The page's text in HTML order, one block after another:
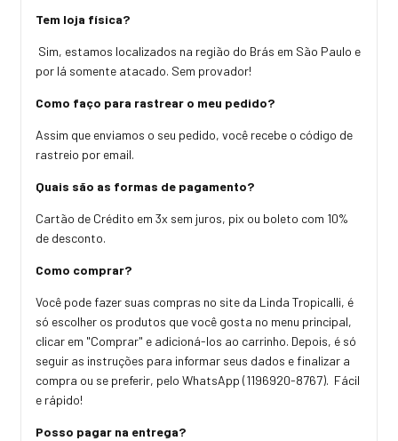
Tem loja física?
Sim, estamos localizados na região do Brás em São Paulo e
por lá somente atacado. Sem provador!
Como faço para rastrear o meu pedido?
Assim que enviamos o seu pedido, você recebe o código de
rastreio por email.
Quais são as formas de pagamento?
Cartão de Crédito em 3x sem juros, pix ou boleto com 10%
de desconto.
Como comprar?
Você pode fazer suas compras no site da Linda Tropicalli, é
só escolher os produtos que você gosta no menu principal,
clicar em "Comprar" e adicioná-los ao carrinho. Depois, é só
seguir as instruções para informar seus dados e finalizar a
compra ou se preferir, pelo WhatsApp (1196920-8767). Fácil
e rápido!
Posso pagar na entrega?